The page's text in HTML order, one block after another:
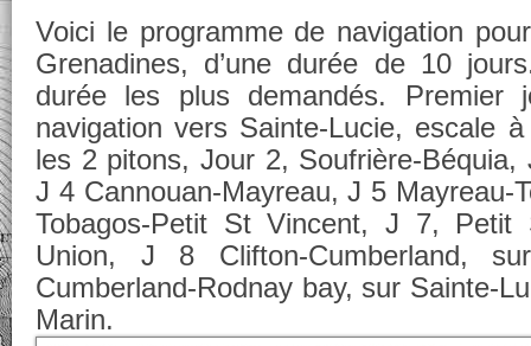
Voici le programme de navigation
Grenadines, d’une durée de 10
durée les plus demandés. Premier
navigation vers Sainte-Lucie, escale
les 2 pitons, Jour 2, Soufrière-
J 4 Cannouan-Mayreau, J 5 Mayreau-
Tobagos-Petit St Vincent, J 7, Petit
Union, J 8 Clifton-Cumberland,
Cumberland-Rodnay bay, sur Sainte-
Marin.